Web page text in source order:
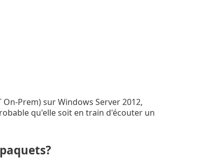
On-Prem) sur Windows Server 2012,
qu'elle soit en train d'écouter un